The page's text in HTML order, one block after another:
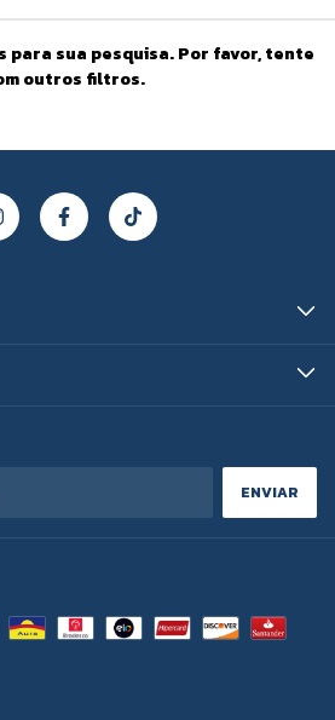
para sua pesquisa. Por favor, tente
outros filtros.